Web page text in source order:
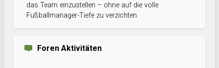
das Team einzustellen – ohne auf die volle
Fußballmanager-Tiefe zu verzichten.
Foren Aktivitäten